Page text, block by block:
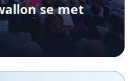
se met